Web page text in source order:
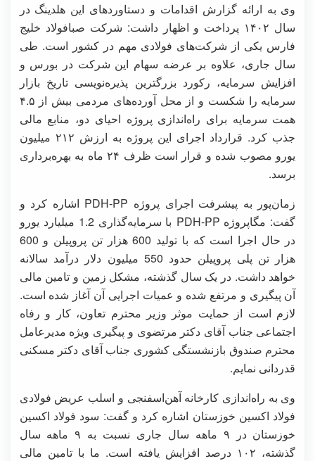
وی به ارائه گزارش اقدامات و دستاوردهای این هلدینگ در
سال ۱۴۰۲ پرداخت و اظهار داشت: شرکت صبافولاد خلیج
فارس یکی از شرکت‌های فولادی مهم در کشور است. طی
سال جاری، علاوه بر عرضه سهام این شرکت در بورس و
افزایش سرمایه، رکورد بزرگترین پذیره‌نویسی تاریخ بازار
سرمایه را شکست و از محل آورده‌های مردمی بیش از ۴.۵
همت سرمایه برای راه‌اندازی پروژه احیای دو، منابع مالی
جذب کرد. قرارداد اجرای این پروژه به ارزش ۲۱۲ میلیون
یورو مصوب شده و قرار است ظرف ۲۴ ماه به بهره‌برداری
برسد.
زمان‌پور به پیشرفت اجرای پروژه PDH-PP اشاره کرد و
گفت: مگاپروژه PDH-PP با سرمایه‌گذاری 1.2 میلیارد یورو
در حال اجرا است که با تولید 600 هزار تن پروپیلن و 600
هزار تن پلی پروپیلن حدود 550 میلیون دلار درآمد سالانه
خواهد داشت. در یک سال گذشته، مشکل زمین و تامین مالی
آن پیگیری و مرتفع شده و عمیات اجرایی آن آغاز شده است.
لازم است از حمایت موثر وزیر محترم تعاون، کار و رفاه
اجتماعی جناب آقای دکتر مرتضوی و پیگیری ویژه مدیرعامل
محترم صندوق بازنشستگی کشوری جناب آقای دکتر مسکنی
قدردانی نمایم.
وی به راه‌اندازی کارخانه آهن‌اسفنجی و اسلب عریض فولادی
فولاد اکسین خوزستان اشاره کرد و گفت: سود فولاد اکسین
خوزستان در ۹ ماهه سال جاری نسبت به ۹ ماهه سال
گذشته، ۱۰۲ درصد افزایش یافته است. ما با تامین مالی